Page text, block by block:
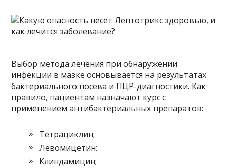
Выбор метода лечения при обнаружении
инфекции в мазке основывается на результатах
бактериального посева и ПЦР-диагностики. Как
правило, пациентам назначают курс с
применением антибактериальных препаратов:
Тетрациклин;
Левомицетин;
Клиндамицин;